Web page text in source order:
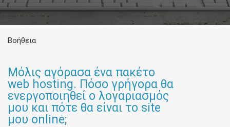
Βοήθεια
Μόλις αγόρασα ένα πακέτο
web hosting. Πόσο γρήγορα θα
ενεργοποιηθεί ο λογαριασμός
μου και πότε θα είναι το site
μου online;